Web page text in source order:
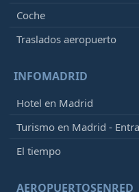
Coche
Traslados aeropuerto
INFOMADRID
Hotel en Madrid
Turismo en Madrid -
El tiempo
AEROPUERTOSENRED